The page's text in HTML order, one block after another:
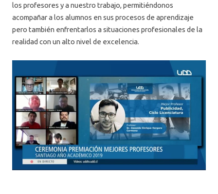
los profesores y a nuestro trabajo, permitiéndonos
acompañar a los alumnos en sus procesos de aprendizaje
pero también enfrentarlos a situaciones profesionales de la
realidad con un alto nivel de excelencia.